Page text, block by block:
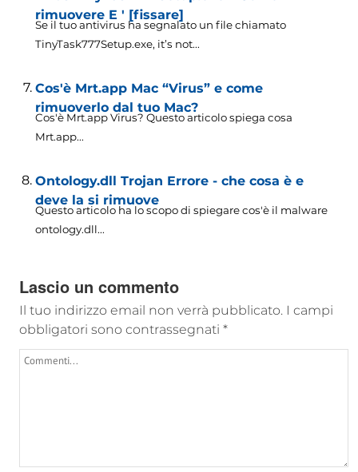
rimuovere E ' [fissare]
Se il tuo antivirus ha segnalato un file chiamato
TinyTask777Setup.exe, it’s not...
Cos'è Mrt.app Mac “Virus” e come
rimuoverlo dal tuo Mac?
Cos'è Mrt.app Virus? Questo articolo spiega cosa
Mrt.app...
Ontology.dll Trojan Errore - che cosa è e
deve la si rimuove
Questo articolo ha lo scopo di spiegare cos'è il malware
ontology.dll...
Lascio un commento
Il tuo indirizzo email non verrà pubblicato. I campi
obbligatori sono contrassegnati *